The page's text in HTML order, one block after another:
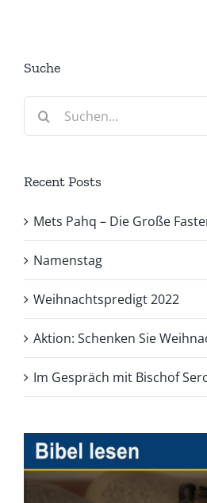
Suche
Suche
Recent Posts
Mets Pahq – Die Große
Namenstag
Weihnachtspredigt 2022
Aktion: Schenken Sie
Im Gespräch mit Bischof